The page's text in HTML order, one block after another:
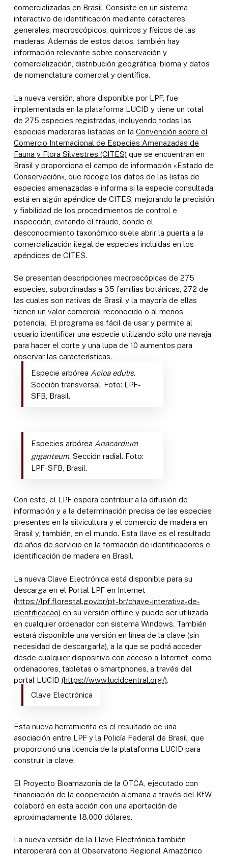
comercializadas en Brasil. Consiste en un sistema
interactivo de identificación mediante caracteres
generales, macroscópicos, químicos y físicos de las
maderas. Además de estos datos, también hay
información relevante sobre conservación y
comercialización, distribución geográfica, bioma y datos
de nomenclatura comercial y científica.
La nueva versión, ahora disponible por LPF, fue
implementada en la plataforma LUCID y tiene un total
de 275 especies registradas, incluyendo todas las
especies madereras listadas en la Convención sobre el
Comercio Internacional de Especies Amenazadas de
Fauna y Flora Silvestres (CITES) que se encuentran en
Brasil y proporciona el campo de información «Estado de
Conservación», que recoge los datos de las listas de
especies amenazadas e informa si la especie consultada
está en algún apéndice de CITES, mejorando la precisión
y fiabilidad de los procedimientos de control e
inspección, evitando el fraude, donde el
desconocimiento taxonómico suele abrir la puerta a la
comercialización ilegal de especies incluidas en los
apéndices de CITES.
Se presentan descripciones macroscópicas de 275
especies, subordinadas a 35 familias botánicas, 272 de
las cuales son nativas de Brasil y la mayoría de ellas
tienen un valor comercial reconocido o al menos
potencial. El programa es fácil de usar y permite al
usuario identificar una especie utilizando sólo una navaja
para hacer el corte y una lupa de 10 aumentos para
observar las características.
Especie arbórea Acioa edulis.
Sección transversal. Foto: LPF-
SFB, Brasil.
Especies arbórea Anacardium
giganteum. Sección radial. Foto:
LPF-SFB, Brasil.
Con esto, el LPF espera contribuir a la difusión de
información y a la determinación precisa de las especies
presentes en la silvicultura y el comercio de madera en
Brasil y, también, en el mundo. Esta llave es el resultado
de años de servicio en la formación de identificadores e
identificación de madera en Brasil.
La nueva Clave Electrónica está disponible para su
descarga en el Portal LPF en Internet
(https://lpf.florestal.gov.br/pt-br/chave-interativa-de-
identificacao) en su versión offline y puede ser utilizada
en cualquier ordenador con sistema Windows. También
estará disponible una versión en línea de la clave (sin
necesidad de descargarla), a la que se podrá acceder
desde cualquier dispositivo con acceso a Internet, como
ordenadores, tabletas o smartphones, a través del
portal LUCID (https://www.lucidcentral.org/).
Clave Electrónica
Esta nueva herramienta es el resultado de una
asociación entre LPF y la Policía Federal de Brasil, que
proporcionó una licencia de la plataforma LUCID para
construir la clave.
El Proyecto Bioamazonia de la OTCA, ejecutado con
financiación de la cooperación alemana a través del KfW,
colaboró en esta acción con una aportación de
aproximadamente 18.000 dólares.
La nueva versión de la Llave Electrónica también
interoperará con el Observatorio Regional Amazónico